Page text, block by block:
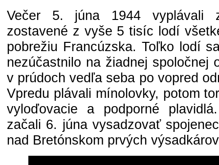
Večer 5. júna 1944 vyplávali
zostavené z vyše 5 tisíc lodí
pobrežiu Francúzska. Toľko lodí
nezúčastnilo na žiadnej spoločnej
v prúdoch vedľa seba po vopred
Vpredu plávali mínolovky, potom
vyloďovacie a podporné
začali 6. júna vysadzovať
nad Bretónskom prvých